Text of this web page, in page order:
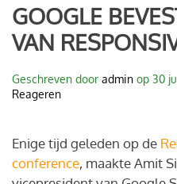
GOOGLE
VAN
Geschreven door admin op 30
Reageren
Enige tijd geleden op de
conference, maakte Amit